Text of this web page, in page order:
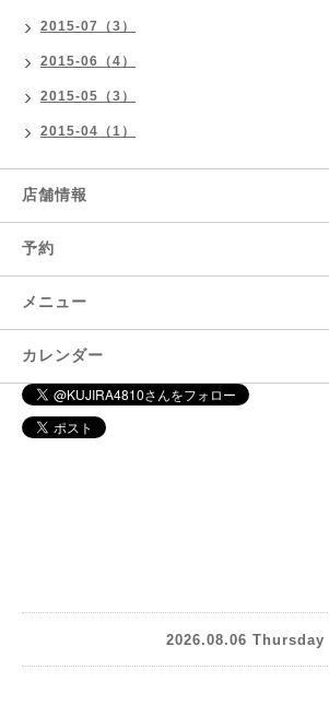
2015-07（3）
2015-06（4）
2015-05（3）
2015-04（1）
店舗情報
予約
メニュー
カレンダー
2026.08.06 Thursday